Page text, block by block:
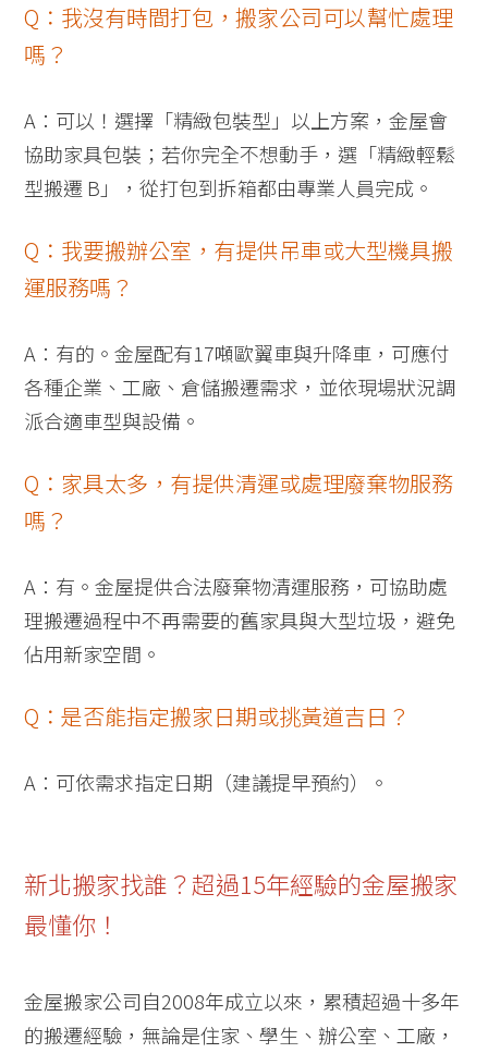
Q：我沒有時間打包，搬家公司可以幫忙處理
嗎？
A：可以！選擇「精緻包裝型」以上方案，金屋會
協助家具包裝；若你完全不想動手，選「精緻輕鬆
型搬遷 B」，從打包到拆箱都由專業人員完成。
Q：我要搬辦公室，有提供吊車或大型機具搬
運服務嗎？
A：有的。金屋配有17噸歐翼車與升降車，可應付
各種企業、工廠、倉儲搬遷需求，並依現場狀況調
派合適車型與設備。
Q：家具太多，有提供清運或處理廢棄物服務
嗎？
A：有。金屋提供合法廢棄物清運服務，可協助處
理搬遷過程中不再需要的舊家具與大型垃圾，避免
佔用新家空間。
Q：是否能指定搬家日期或挑黃道吉日？
A：可依需求指定日期（建議提早預約）。
新北搬家找誰？超過15年經驗的金屋搬家
最懂你！
金屋搬家公司自2008年成立以來，累積超過十多年
的搬遷經驗，無論是住家、學生、辦公室、工廠，